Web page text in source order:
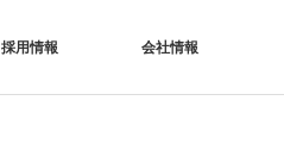
採用情報 会社情報